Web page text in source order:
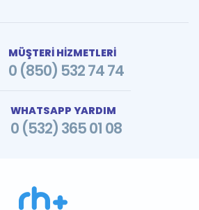
MÜŞTERİ HİZMETLERİ
0 (850) 532 74 74
WHATSAPP YARDIM
0 (532) 365 01 08